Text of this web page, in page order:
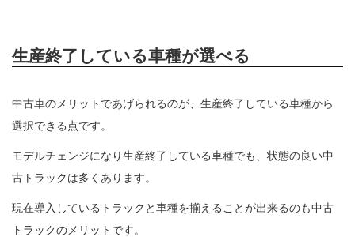
生産終了している車種が選べる
中古車のメリットであげられるのが、生産終了している車種から
選択できる点です。
モデルチェンジになり生産終了している車種でも、状態の良い中
古トラックは多くあります。
現在導入しているトラックと車種を揃えることが出来るのも中古
トラックのメリットです。